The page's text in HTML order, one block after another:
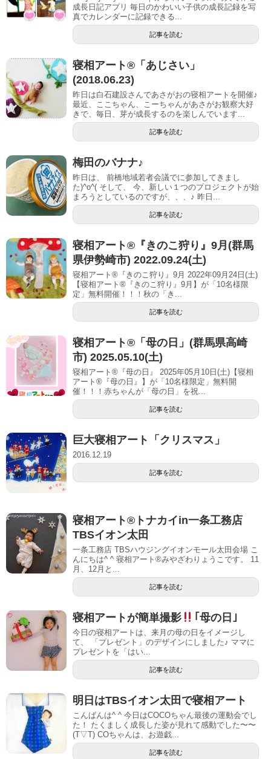
成長日記アプリ 毎日のかわいい子供の成長記録を写
真でカレンダーに記録できる...
記事を読む
寝相アート®︎「あじさい」
(2018.06.23)
昨日は白石建設さんであさがおの寝相アートを開催♪
最近、ここちゃん、こーちゃんがあさがお観察大好
きで、毎日、芽が成長するのを楽しんでいます...
記事を読む
梅田のバナナ♪
昨日は、 前橋地域若者会議でに参加してきまし
た)^o^( そして、 今、新しい１つのプロジェクトが始
まろうとしているのですが、、、♪ 昨日...
記事を読む
寝相アート®︎『きのこ狩り』9月(群馬
県伊勢崎市) 2022.09.24(土)
寝相アート®『きのこ狩り』9月 2022年09月24日(土)
【寝相アート®︎『きのこ狩り』9月】が「10名様限
定」無料開催！！！秋の「き...
記事を読む
寝相アート®「母の日」(群馬県高崎
市) 2025.05.10(土)
寝相アート®『母の日』 2025年05月10日(土)【寝相
アート®︎『母の日』】が「10名様限定」無料開
催！！！赤ちゃんが「母の日」を祝...
記事を読む
巨大寝相アート「クリスマス」
2016.12.19
記事を読む
寝相アート®︎トナカイin一条工務店
TBSイオン太田
一条工務店 TBSハウジングイオンモール太田会場 こ
んにちは^ ^ 寝相アート®︎みやざわりょうこです。 11
月、12月と...
記事を読む
寝相アートが簡単撮影 ｢母の日｣
今日の寝相アートは、来月の母の日をイメージし
て、 「プレゼント」のデザインにしました♪ ママに
プレゼントを「はい...
記事を読む
明日はTBSイオン太田で寝相アート
こんばんは^ ^ 今日はCOCOちゃん最後の運動会でし
た！ たくましく成長した姿が見れて感動でした〜〜
(T▽T) COちゃんは、お遊戯...
記事を読む